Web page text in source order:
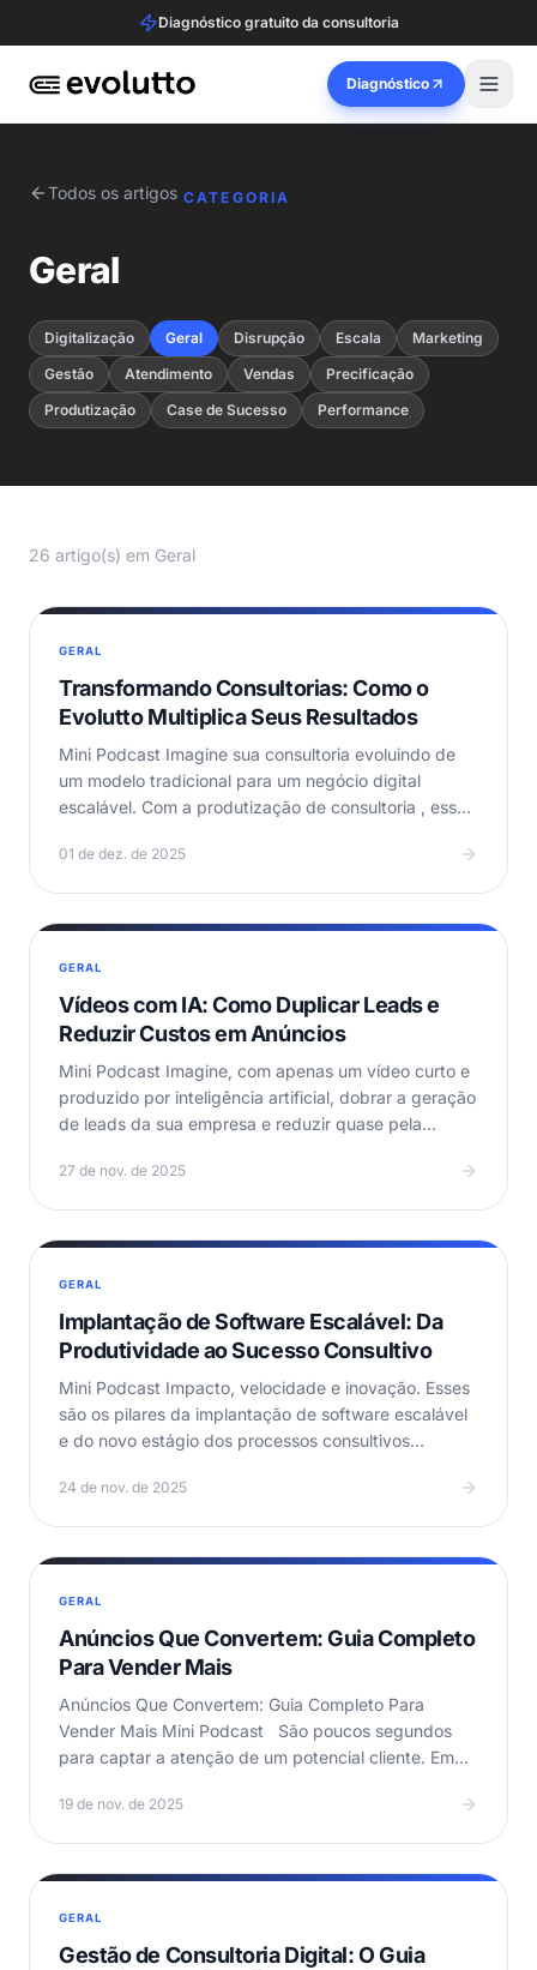
Diagnóstico gratuito da consultoria
Diagnóstico
Todos os artigos CATEGORIA
Geral
Digitalização Geral Disrupção Escala
Marketing
Gestão
Atendimento Vendas
Precificação
Produtização
Case de Sucesso Performance
26 artigo(s) em Geral
GERAL
Transformando Consultorias: Como o
Evolutto Multiplica Seus Resultados
Mini Podcast Imagine sua consultoria evoluindo de
um modelo tradicional para um negócio digital
escalável. Com a produtização de consultoria , esse
01 de dez. de 2025
GERAL
Vídeos com IA: Como Duplicar Leads e
Reduzir Custos em Anúncios
Mini Podcast Imagine, com apenas um vídeo curto e
produzido por inteligência artificial, dobrar a geração
de leads da sua empresa e reduzir quase pela…
27 de nov. de 2025
GERAL
Implantação de Software Escalável: Da
Produtividade ao Sucesso Consultivo
Mini Podcast Impacto, velocidade e inovação. Esses
são os pilares da implantação de software escalável
e do novo estágio dos processos consultivos…
24 de nov. de 2025
GERAL
Anúncios Que Convertem: Guia Completo
Para Vender Mais
Anúncios Que Convertem: Guia Completo Para
Vender Mais Mini Podcast São poucos segundos
para captar a atenção de um potencial cliente. Em
19 de nov. de 2025
GERAL
Gestão de Consultoria Digital: O Guia